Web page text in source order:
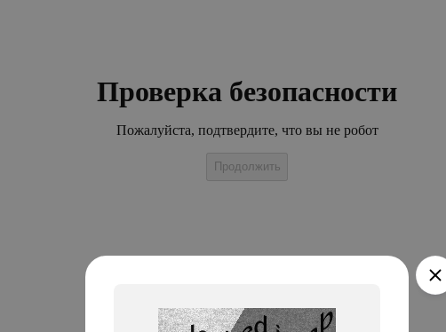
Проверка безопасности
Пожалуйста, подтвердите, что вы не робот
Продолжить